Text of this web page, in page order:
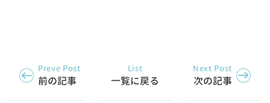
Preve Post
前の記事
List
一覧に戻る
Next Post
次の記事